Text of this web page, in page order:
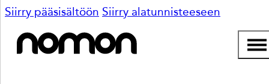
Siirry pääsisältöön Siirry alatunnisteeseen